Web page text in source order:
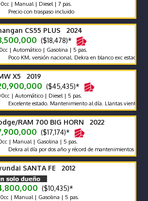
| Manual | Diesel | 7 pas.
con traspaso incluido
CS55 PLUS 2024
($18,478)*
| Automático | Gasolina | 5 pas.
KM, versión nacional. Dekra en blanco exc estado
X5 2019
($45,435)*
| Automático | Diesel | 5 pas.
estado. Mantenimiento al día. Llantas vientiuno
RAM 700 BIG HORN 2022
($17,174)*
| Manual | Gasolina | 5 pas.
al día por dos año y récord de mantenimientos de agencia
SANTA FE 2012
($10,435)*
| Manual | Gasolina | 5 pas.